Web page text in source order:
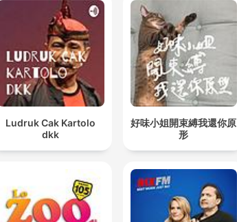
Ludruk Cak Kartolo
dkk
好味小姐開束縛我還你原
形